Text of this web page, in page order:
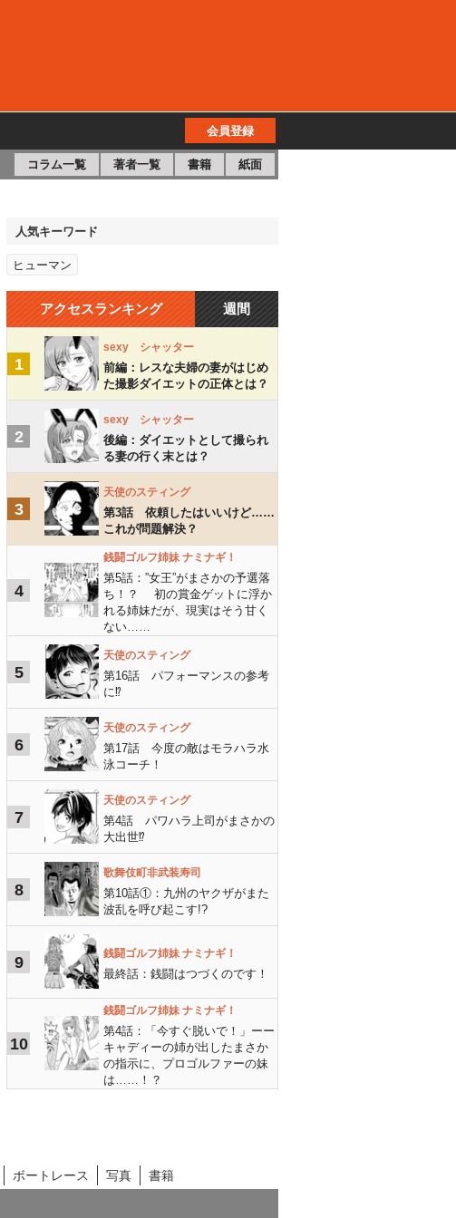
会員登録
コラム一覧 著者一覧 書籍 紙面
人気キーワード
ヒューマン
アクセスランキング 週間
1
sexy シャッター
前編：レスな夫婦の妻がはじめ
た撮影ダイエットの正体とは？
2
sexy シャッター
後編：ダイエットとして撮られ
る妻の行く末とは？
3
天使のスティング
第3話 依頼したはいいけど……
これが問題解決？
4
銭闘ゴルフ姉妹 ナミナギ！
第5話：”女王”がまさかの予選落
ち！？ 初の賞金ゲットに浮か
れる姉妹だが、現実はそう甘く
ない……
5
天使のスティング
第16話 パフォーマンスの参考
に⁉︎
6
天使のスティング
第17話 今度の敵はモラハラ水
泳コーチ！
7
天使のスティング
第4話 パワハラ上司がまさかの
大出世⁉︎
8
歌舞伎町非武装寿司
第10話①：九州のヤクザがまた
波乱を呼び起こす!?
9 銭闘ゴルフ姉妹 ナミナギ！
最終話：銭闘はつづくのです！
10
銭闘ゴルフ姉妹 ナミナギ！
第4話：「今すぐ脱いで！」ーー
キャディーの姉が出したまさか
の指示に、プロゴルファーの妹
は……！？
ボートレース 写真
書籍